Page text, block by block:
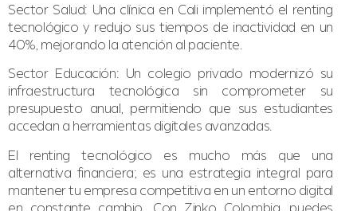
Sector Salud: Una clínica en Cali implementó el renting
tecnológico y redujo sus tiempos de inactividad en un
40%, mejorando la atención al paciente.
Sector Educación: Un colegio privado modernizó su
infraestructura tecnológica sin comprometer su
presupuesto anual, permitiendo que sus estudiantes
accedan a herramientas digitales avanzadas.
El renting tecnológico es mucho más que una
alternativa financiera; es una estrategia integral para
mantener tu empresa competitiva en un entorno digital